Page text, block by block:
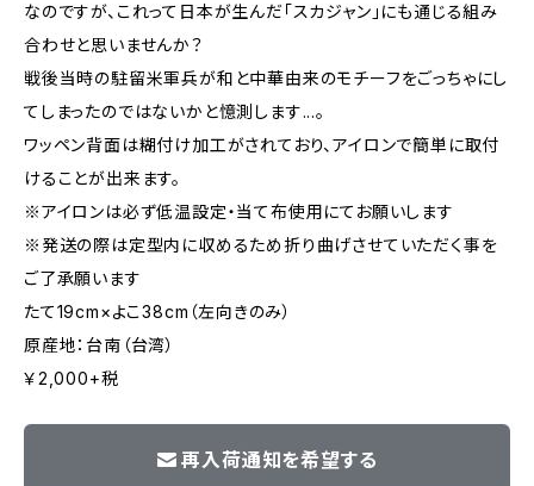
なのですが、これって日本が生んだ「スカジャン」にも通じる組み
合わせと思いませんか？
戦後当時の駐留米軍兵が和と中華由来のモチーフをごっちゃにし
てしまったのではないかと憶測します...。
ワッペン背面は糊付け加工がされており、アイロンで簡単に取付
けることが出来ます。
※アイロンは必ず低温設定・当て布使用にてお願いします
※発送の際は定型内に収めるため折り曲げさせていただく事を
ご了承願います
たて19cm×よこ38cm（左向きのみ）
原産地：台南（台湾）
￥2,000+税
再入荷通知を希望する